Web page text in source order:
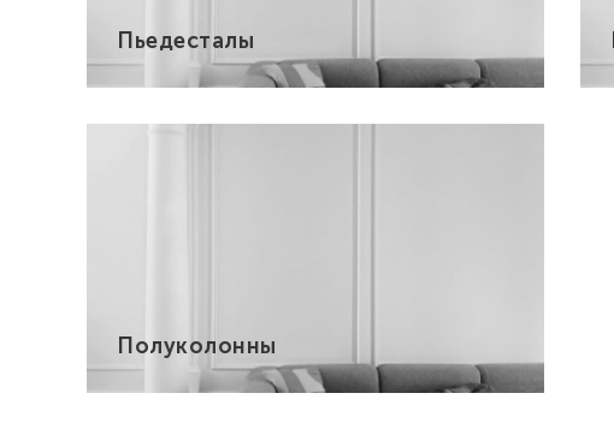
Пьедесталы
Полуколонны